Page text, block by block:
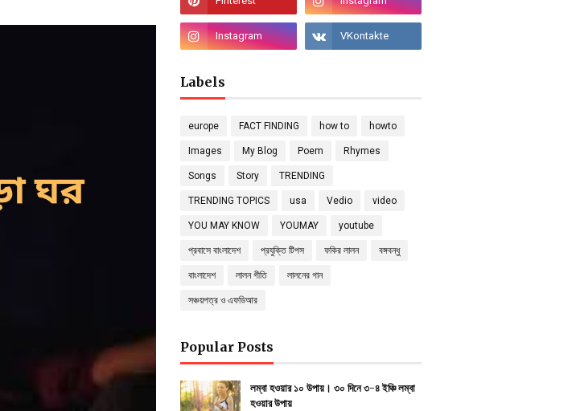
Labels
europe FACT FINDING how to howto
Images My Blog Poem Rhymes
Songs Story TRENDING
TRENDING TOPICS usa Vedio video
YOU MAY KNOW YOUMAY youtube
প্রবাসে বাংলাদেশ প্রযুক্তি টিপস ফকির লালন বঙ্গবন্ধু
বাংলাদেশ লালন গীতি লালনের গান
সঞ্চয়পত্র ও এফডিআর
Popular Posts
লম্বা হওয়ার ১০ উপায়। ৩০ দিনে ৩-৪ ইঞ্চি লম্বা
হওয়ার উপায়